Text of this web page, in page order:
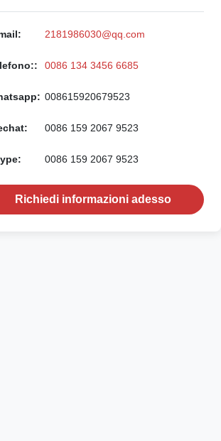
2181986030@qq.com
0086 134 3456 6685
008615920679523
0086 159 2067 9523
0086 159 2067 9523
Richiedi informazioni adesso